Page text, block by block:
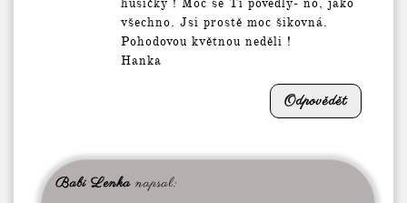
husičky ! Moc se Ti povedly- no, jako
všechno. Jsi prostě moc šikovná.
Pohodovou květnou neděli !
Hanka
Odpovědět
Babi Lenka napsal: